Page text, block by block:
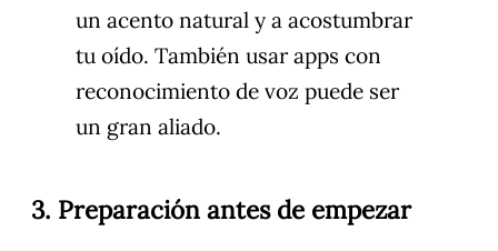
un acento natural y a acostumbrar
tu oído. También usar apps con
reconocimiento de voz puede ser
un gran aliado.
3. Preparación antes de empezar